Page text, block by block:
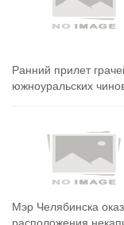
Ранний прилет
южноуральских
Мэр Челябинска